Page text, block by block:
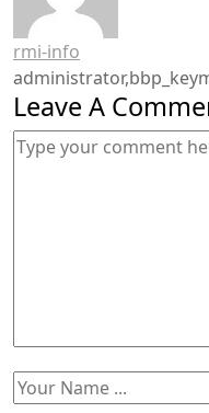
rmi-info
Leave A